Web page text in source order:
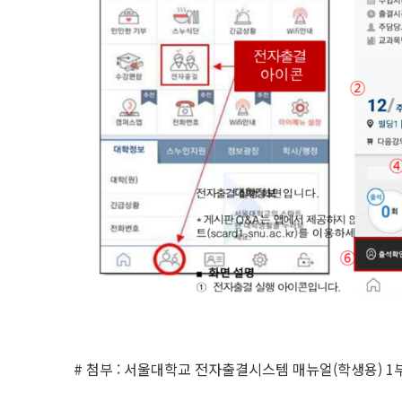
# 첨부 : 서울대학교 전자출결시스템 매뉴얼(학생용) 1